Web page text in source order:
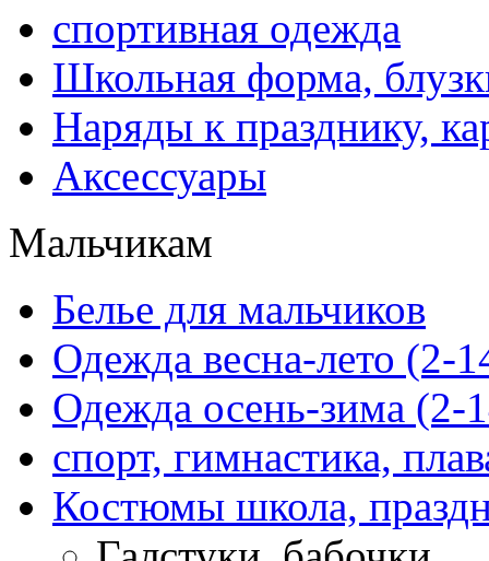
спортивная одежда
Школьная форма,
Наряды к празднику,
Аксессуары
Мальчикам
Белье для мальчиков
Одежда весна-лето (2-
Одежда осень-зима (2-
спорт, гимнастика,
Костюмы школа,